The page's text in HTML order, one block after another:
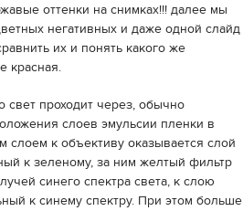
оттенки на снимках!!! далее мы
негативных и даже одной слайд
их и понять какого же
красная.
свет проходит через, обычно
слоев эмульсии пленки в
слоем к объективу оказывается слой
к зеленому, за ним желтый фильтр
синего спектра света, к слою
к синему спектру. При этом больше